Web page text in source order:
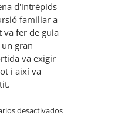
d'intrèpids
familiar a
va fer de guia
gran
va exigir
i així va
desactivadosen